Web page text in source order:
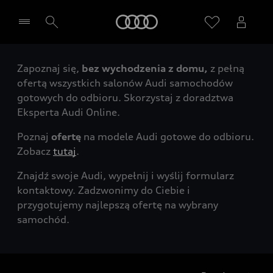
Wybierz Twojego Partnera Audi
Zapoznaj się, bez wychodzenia z domu, z pełną
ofertą wszystkich salonów Audi samochodów
gotowych do odbioru. Skorzystaj z doradztwa
Eksperta Audi Online.
Poznaj ofertę na modele Audi gotowe do odbioru.
Zobacz tutaj.
Znajdź swoje Audi, wypełnij i wyślij formularz
kontaktowy. Zadzwonimy do Ciebie i
przygotujemy najlepszą ofertę na wybrany
samochód.